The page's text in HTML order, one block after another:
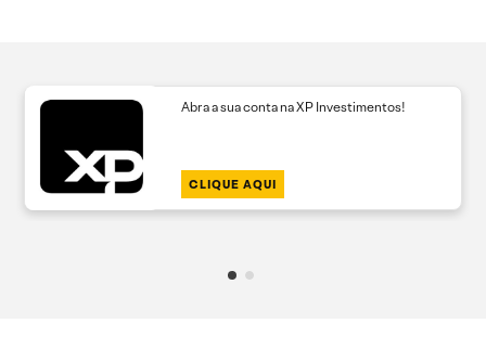
Abra a sua conta na XP Investimentos!
CLIQUE AQUI